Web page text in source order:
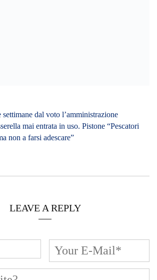
settimane dal voto l’amministrazione
mai entrata in uso. Pistone “Pescatori
non a farsi adescare”
LEAVE A REPLY